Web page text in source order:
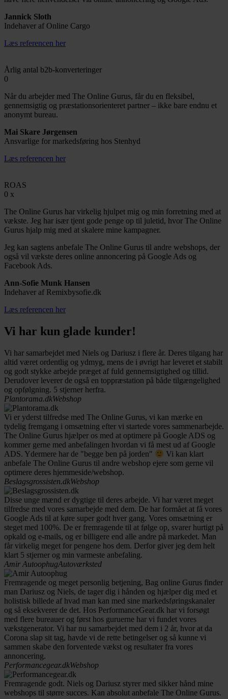
Jannick Sloth
Indehaver af Online Cargo
Læs referencen her
Årlig antal b2b-konverteringer
0
Når du arbejder med The Online Gurus, får du en fleksibel,
gennemsigtig og præstationsorienteret partner – ikke bare endnu et
anonymt bureau.
Mai Skare Jørgensen
Ansvarlige for markedsføring hos Stenhyd
Læs referencen her
ROAS
0 x
The Online Gurus har virkelig hjulpet mig og min forretning med at
vækste. Jeg har især tjent gode penge op til juletid, hvor The Online
Gurus hjalp mig med at skalere mine kampagner.
Jeg kan sagtens anbefale The Online Gurus til andre webshops, der
også vil vækste deres online annoncering på Google Ads og
Facebook Ads.
Ann-Sofie Munk Hansen
Indehaver af Remixbysofie.dk
Læs referencen her
Vi har kun glade kunder!
Vi har samarbejdet med Niels og Dariusz i flere år. Deres tilgang har
altid været ordentlig og ydmyg, mens de i øvrigt har leveret et stabilt
og godt stykke arbejde præget af fuld gennemsigtighed og tillid.
Derudover leverer de også en toppræstation på både tilgængelighed
og opfølgning. 5 stjerner herfra.
Plantorama.dkWebshop
Vi er yderst tilfredse med The Online Gurus, vi kan mærke en
tydelig fremgang i omsætning efter vi startede vores sammenarbejde.
The Online Gurus hjælper os med at optimere på Google ADS og
kommer gerne med anbefalingen hvordan vi få mest ud af Google
ADS. Ydermere har de "begge ben på jorden"
Vi kan klart
anbefale The Online Gurus til andre webshop ejere som gerne vil
optimere deres hjemmeside/webshop.
Beslagsgrossisten.dkWebshop
Disse unge mænd er dygtige til deres arbejde. Vi har været meget
tilfredse med vores samarbejde med dem. De har formået at få vores
Google Ads til at køre super godt hver gang. Vores omsætning er
steget med 100%. De er fremragende til at følge op, svarer hurtigt på
opkald og e-mails, og er billigere end alle andre på markedet. Man
får virkelig meget for pengene hos dem. Derfor giver jeg dem helt
klart 5 stjerner og min varmeste anbefaling.
Amir AutoophugAutoværksted
Fremragende og meget personlig betjening, Bag online Gurus finder
man Dariusz og Niels, de tager dig i hånden og hjælper dig med et
holistisk billede af hvad man kan med sine markedsføringskanaler
og så eksekverer de det. Hos PerformanceGear.dk har vi forsøgt
med flere bureauer og først hos guruerne har vi fundet vores
vækstgenerator. Vi har nu samarbejdet med dem i 2 år, hvor at da
Corona slap sit tag, havde vi de rette betingelser og så kunne vi
sammen skabe den forventede vækst og resultater fra vores
annoncering.
Performancegear.dkWebshop
Fremragende godt. Niels og Dariusz styrer med sikker hånd mine
webshops til større succes. Kan absolut anbefale The Online Gurus.